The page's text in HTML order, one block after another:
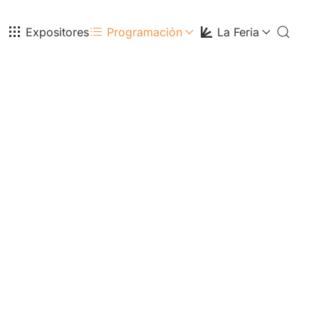
Expositores Programación La Feria